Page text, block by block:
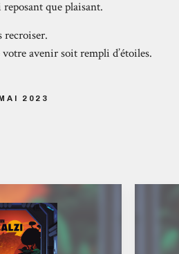
reposant que plaisant.
recroiser.
avenir soit rempli d’étoiles.
2023